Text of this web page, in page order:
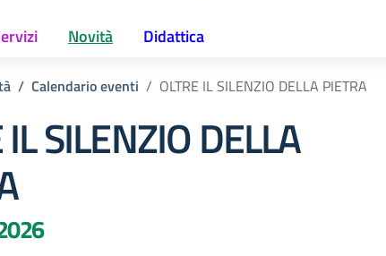
Novità Didattica
Calendario eventi OLTRE IL SILENZIO DELLA PIETRA
IL SILENZIO DELLA